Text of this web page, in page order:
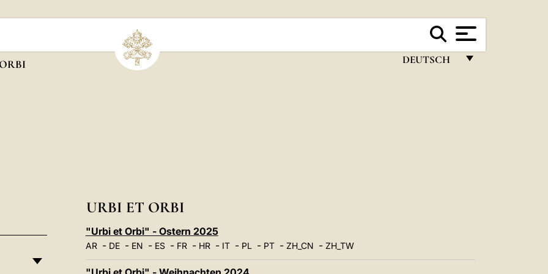
DEUTSCH
URBI ET ORBI
"Urbi et Orbi" - Ostern 2025
AR- DE- EN - ES- FR- HR- IT- PL- PT- ZH_CN - ZH_TW